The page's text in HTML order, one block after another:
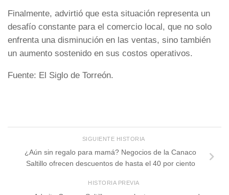
Finalmente, advirtió que esta situación representa un
desafío constante para el comercio local, que no solo
enfrenta una disminución en las ventas, sino también
un aumento sostenido en sus costos operativos.
Fuente: El Siglo de Torreón.
SIGUIENTE HISTORIA
¿Aún sin regalo para mamá? Negocios de la Canaco
Saltillo ofrecen descuentos de hasta el 40 por ciento
HISTORIA PREVIA